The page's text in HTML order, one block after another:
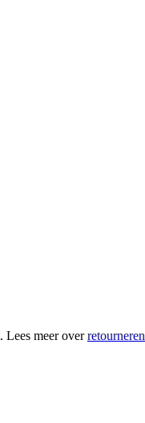
Lees meer overretourneren